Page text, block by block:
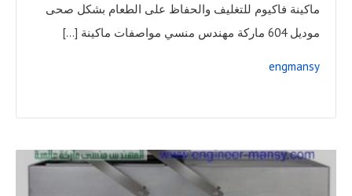
ماكينة فاكيوم للتغليف والحفاظ على الطعام بشكل صحى
موديل 604 ماركة مهندس منسي مواصفات ماكينة […]
engmansy